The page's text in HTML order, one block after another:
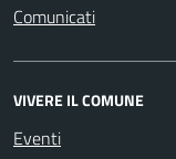
Comunicati
VIVERE IL COMUNE
Eventi